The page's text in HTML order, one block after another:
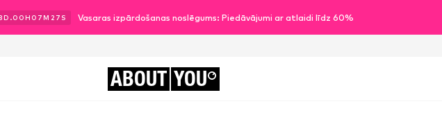
D.00H 07M 26 S Vasaras izpārdošanas noslēgums: Piedāvājumi ar atlaidi līdz 60%
ABOUT YOU